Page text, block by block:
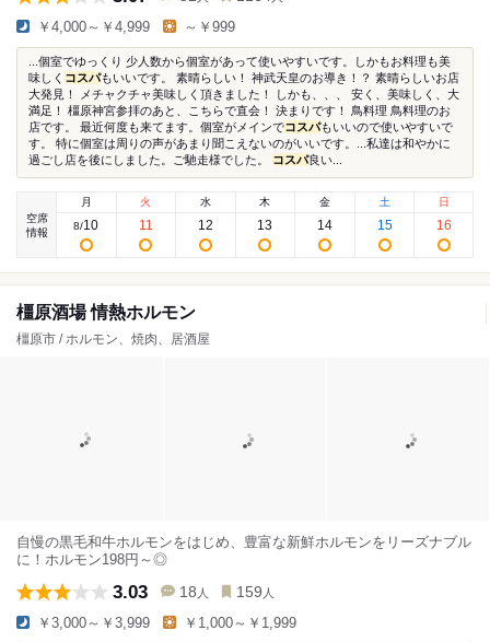
￥4,000～￥4,999 ～￥999
...個室でゆっくり 少人数から個室があって使いやすいです。しかもお料理も美
味しく コスパもいいです。 素晴らしい！ 神武天皇のお導き！？ 素晴らしいお店
大発見！ メチャクチャ美味しく頂きました！ しかも、、、 安く、美味しく、大
満足！ 橿原神宮参拝のあと、こちらで直会！ 決まりです！ 鳥料理 鳥料理のお
店です。 最近何度も来てます。個室がメインでコスパもいいので使いやすいで
す。 特に個室は周りの声があまり聞こえないのがいいです。...私達は和やかに
過ごし店を後にしました。ご馳走様でした。 コスパ良い...
空席
情報
月
8/10
火
11
水
12
木
13
金
14
土
15
日
16
橿原酒場 情熱ホルモン
橿原市 / ホルモン、焼肉、居酒屋
自慢の黒毛和牛ホルモンをはじめ、豊富な新鮮ホルモンをリーズナブル
に！ホルモン198円～◎
3.03 18 人 159 人
￥3,000～￥3,999 ￥1,000～￥1,999